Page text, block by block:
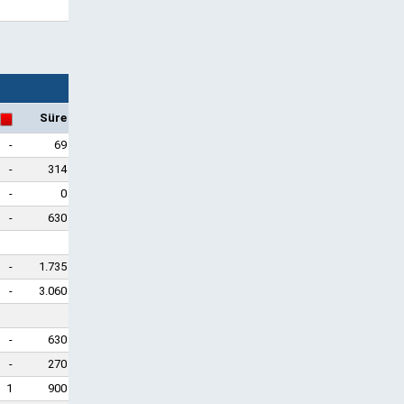
Süre
-
69
-
314
-
0
-
630
-
1.735
-
3.060
-
630
-
270
1 900